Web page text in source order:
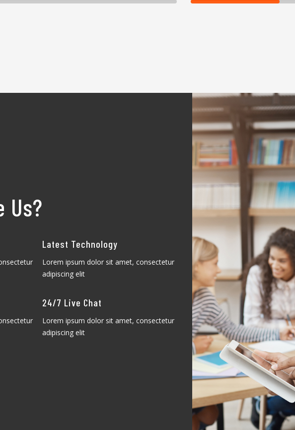
Us?
Latest Technology
Lorem ipsum dolor sit amet, consectetur
adipiscing elit
24/7 Live Chat
Lorem ipsum dolor sit amet, consectetur
adipiscing elit